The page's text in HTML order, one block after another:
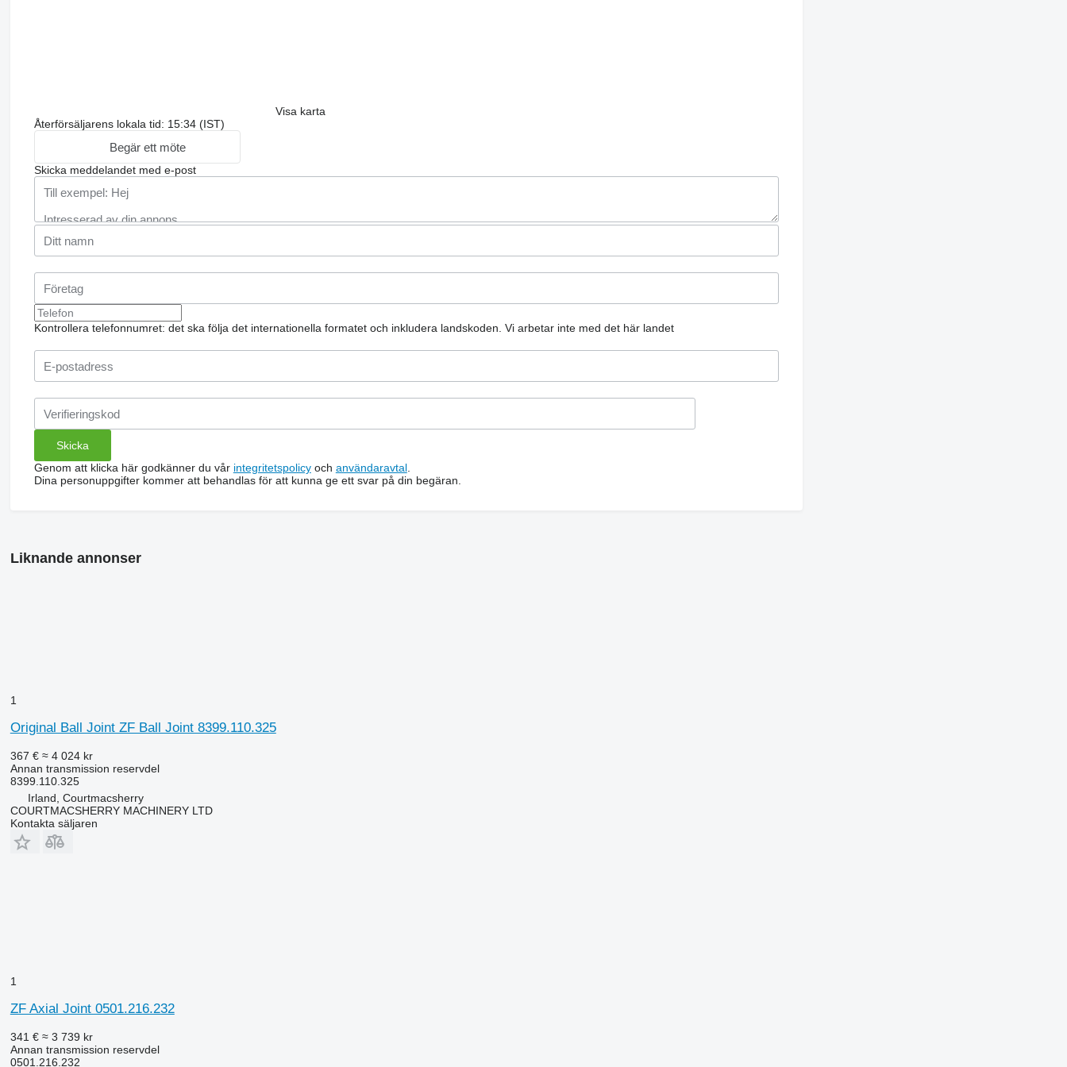
Visa karta
Återförsäljarens lokala tid: 15:34 (IST)
Begär ett möte
Skicka meddelandet med e-post
Kontrollera telefonnumret: det ska följa det internationella formatet och inkludera landskoden. Vi arbetar inte med det här landet
Genom att klicka här godkänner du vår integritetspolicyoch användaravtal.
Dina personuppgifter kommer att behandlas för att kunna ge ett svar på din begäran.
Liknande annonser
1
Original Ball Joint ZF Ball Joint 8399.110.325
367 € ≈ 4 024 kr
Annan transmission reservdel
8399.110.325
Irland, Courtmacsherry
COURTMACSHERRY MACHINERY LTD
Kontakta säljaren
1
ZF Axial Joint 0501.216.232
341 € ≈ 3 739 kr
Annan transmission reservdel
0501.216.232